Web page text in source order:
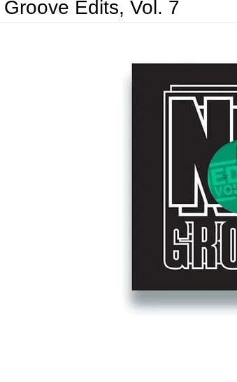
Groove Edits, Vol. 7